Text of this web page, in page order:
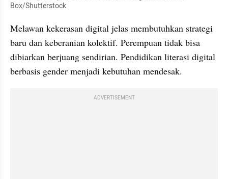
Box/Shutterstock
Melawan kekerasan digital jelas membutuhkan strategi
baru dan keberanian kolektif. Perempuan tidak bisa
dibiarkan berjuang sendirian. Pendidikan literasi digital
berbasis gender menjadi kebutuhan mendesak.
ADVERTISEMENT